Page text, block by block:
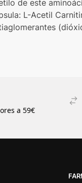
de este
L-Acetil
a 59€